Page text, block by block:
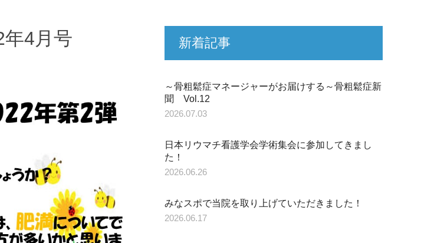
4月号 新着記事
～骨粗鬆症マネージャーがお届けする～骨粗鬆症新
聞 Vol.12
2026.07.03
日本リウマチ看護学会学術集会に参加してきまし
た！
2026.06.26
みなスポで当院を取り上げていただきました！
2026.06.17